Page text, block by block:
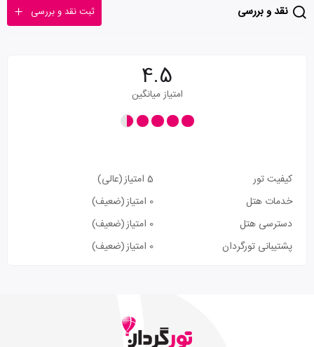
نقد و بررسی ثبت نقد و بررسی
4.5
امتیاز میانگین
کیفیت تور 5 امتیاز
(عالی)
خدمات هتل
0 امتیاز
(ضعیف)
دسترسی هتل
0 امتیاز
(ضعیف)
پشتیبانی تورگردان
0 امتیاز (ضعیف)